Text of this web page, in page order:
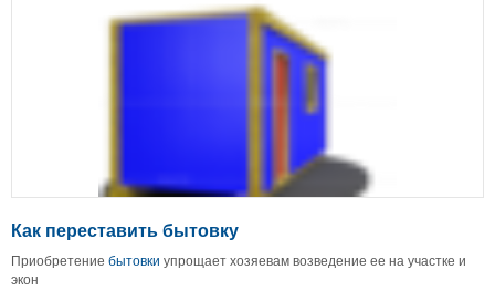
Как переставить бытовку
Приобретение бытовки упрощает хозяевам возведение ее на участке и
экон